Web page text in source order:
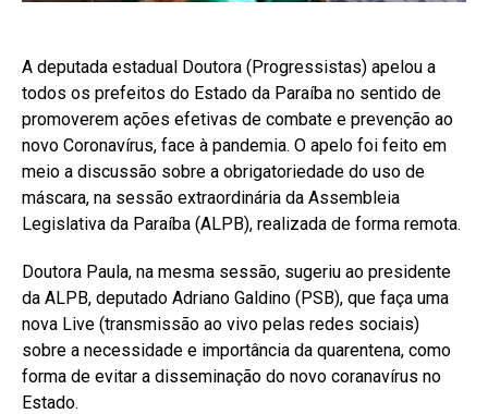
A deputada estadual Doutora (Progressistas) apelou a
todos os prefeitos do Estado da Paraíba no sentido de
promoverem ações efetivas de combate e prevenção ao
novo Coronavírus, face à pandemia. O apelo foi feito em
meio a discussão sobre a obrigatoriedade do uso de
máscara, na sessão extraordinária da Assembleia
Legislativa da Paraíba (ALPB), realizada de forma remota.
Doutora Paula, na mesma sessão, sugeriu ao presidente
da ALPB, deputado Adriano Galdino (PSB), que faça uma
nova Live (transmissão ao vivo pelas redes sociais)
sobre a necessidade e importância da quarentena, como
forma de evitar a disseminação do novo coranavírus no
Estado.